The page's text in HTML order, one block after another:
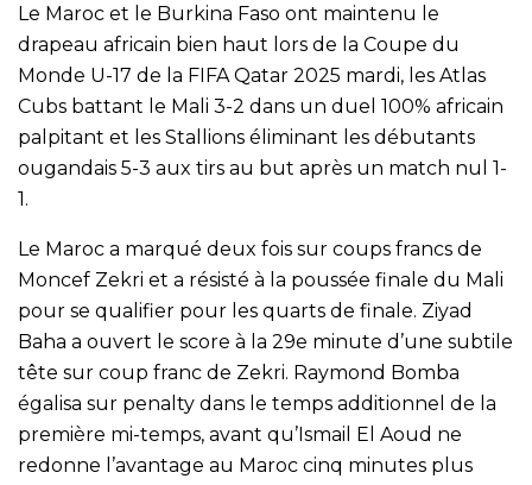
Le Maroc et le Burkina Faso ont maintenu le
drapeau africain bien haut lors de la Coupe du
Monde U-17 de la FIFA Qatar 2025 mardi, les Atlas
Cubs battant le Mali 3-2 dans un duel 100% africain
palpitant et les Stallions éliminant les débutants
ougandais 5-3 aux tirs au but après un match nul 1-
1.
Le Maroc a marqué deux fois sur coups francs de
Moncef Zekri et a résisté à la poussée finale du Mali
pour se qualifier pour les quarts de finale. Ziyad
Baha a ouvert le score à la 29e minute d’une subtile
tête sur coup franc de Zekri. Raymond Bomba
égalisa sur penalty dans le temps additionnel de la
première mi-temps, avant qu’Ismail El Aoud ne
redonne l’avantage au Maroc cinq minutes plus